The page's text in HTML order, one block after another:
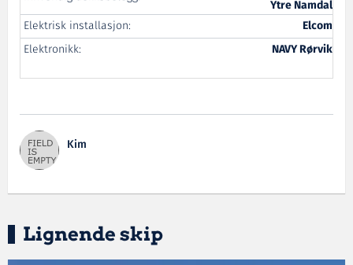
Ytre Namdal
Elektrisk installasjon:
Elcom
Elektronikk:
NAVY Rørvik
Kim
Lignende skip